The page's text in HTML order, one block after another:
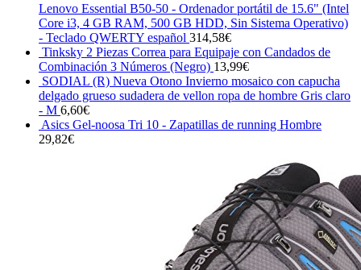
Lenovo Essential B50-50 - Ordenador portátil de 15.6" (Intel
Core i3, 4 GB RAM, 500 GB HDD, Sin Sistema Operativo)
- Teclado QWERTY español 314,58€
Tinksky 2 Piezas Correa para Equipaje con Candados de
Combinación 3 Números (Negro) 13,99€
SODIAL (R) Nueva Otono Invierno mosaico con capucha
delgado grueso sudadera de vellon ropa de hombre Gris claro
- M 6,60€
Asics Gel-noosa Tri 10 - Zapatillas de running Hombre
29,82€